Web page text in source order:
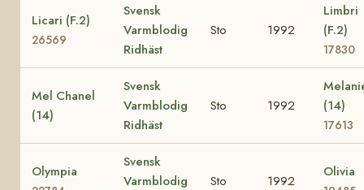
Licari (F.2)
26569
Svensk
Varmblodig
Ridhäst
Sto 1992
Limbri
(F.2)
17830
Mel Chanel
(14)
Svensk
Varmblodig
Ridhäst
Sto 1992
(14)
17613
Olympia
Svensk
Varmblodig
Sto 1992
Olivia